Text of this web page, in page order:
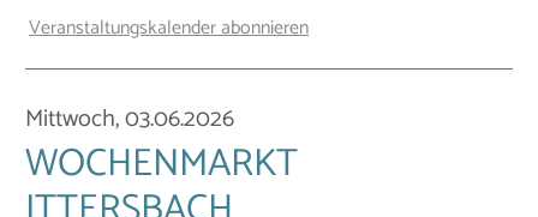
Veranstaltungskalender abonnieren
Mittwoch, 03.06.2026
WOCHENMARKT